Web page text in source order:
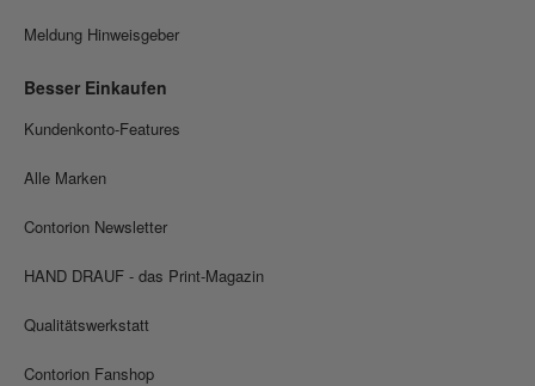
Meldung Hinweisgeber
Besser Einkaufen
Kundenkonto-Features
Alle Marken
Contorion Newsletter
HAND DRAUF - das Print-Magazin
Qualitätswerkstatt
Contorion Fanshop